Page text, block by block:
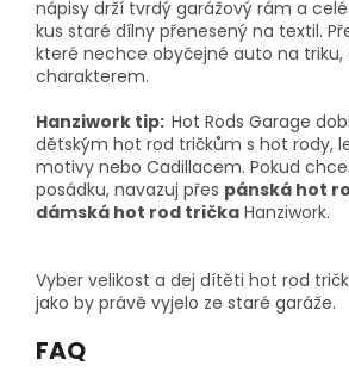
nápisy drží tvrdý garážový rám a
kus staré dílny přenesený na textil.
které nechce obyčejné auto na triku,
charakterem.
Hanziwork tip: Hot Rods Garage
dětským hot rod tričkům s hot rody,
motivy nebo Cadillacem. Pokud
posádku, navazuj přes pánská hot
dámská hot rod trička Hanziwork.
Vyber velikost a dej dítěti hot rod
jako by právě vyjelo ze staré garáže.
FAQ